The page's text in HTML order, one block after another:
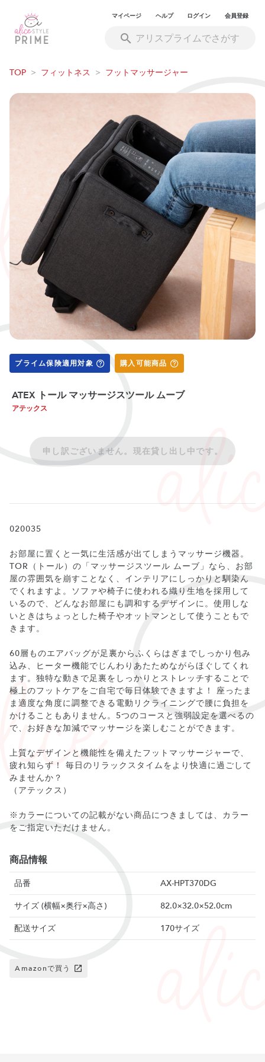
マイページ ヘルプ ログイン 会員登録
TOP > フィットネス > フットマッサージャー
プライム保険適用対象 購入可能商品
ATEX トール マッサージスツール ムーブ
アテックス
申し訳ございません。現在貸し出し中です。
020035
お部屋に置くと一気に生活感が出てしまうマッサージ機器。
TOR（トール）の「マッサージスツール ムーブ」なら、お部
屋の雰囲気を崩すことなく、インテリアにしっかりと馴染ん
でくれますよ。ソファや椅子に使われる織り生地を採用して
いるので、どんなお部屋にも調和するデザインに。使用しな
いときはちょっとした椅子やオットマンとして使うこともで
きます。
60層ものエアバッグが足裏からふくらはぎまでしっかり包み
込み、ヒーター機能でじんわりあたためながらほぐしてくれ
ます。独特な動きで足裏をしっかりとストレッチすることで
極上のフットケアをご自宅で毎日体験できますよ！ 座ったま
ま適度な角度に調整できる電動リクライニングで腰に負担を
かけることもありません。5つのコースと強弱設定を選べるの
で、お好きな加減でマッサージを楽しむことができます。
上質なデザインと機能性を備えたフットマッサージャーで、
疲れ知らず！ 毎日のリラックスタイムをより快適に過ごして
みませんか？
（アテックス）
※カラーについての記載がない商品につきましては、カラー
をご指定いただけません。
商品情報
品番
AX-HPT370DG
サイズ (横幅×奥行×高さ)
82.0×32.0×52.0cm
配送サイズ
170サイズ
Amazonで買う